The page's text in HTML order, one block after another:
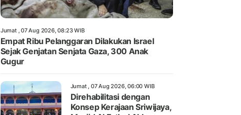
Jumat , 07 Aug 2026, 08:23 WIB
Empat Ribu Pelanggaran Dilakukan Israel
Sejak Genjatan Senjata Gaza, 300 Anak
Gugur
Jumat , 07 Aug 2026, 06:00 WIB
Direhabilitasi dengan
Konsep Kerajaan Sriwijaya,